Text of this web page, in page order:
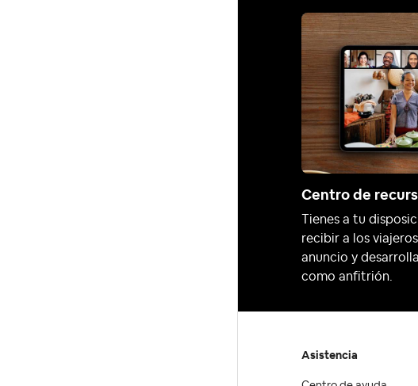
Centro de
Tienes a tu
recibir a los
anuncio y
como anfitrión.
Asistencia